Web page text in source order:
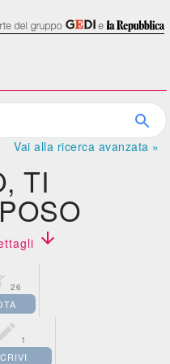
Vai alla ricerca avanzata »
TI

26
1